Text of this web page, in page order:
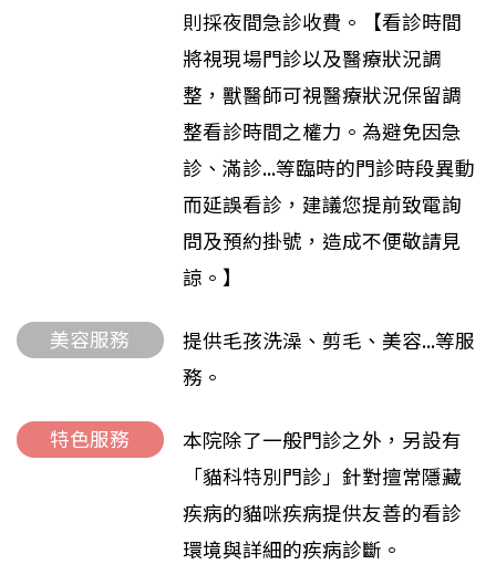
則採夜間急診收費。【看診時間
將視現場門診以及醫療狀況調
整，獸醫師可視醫療狀況保留調
整看診時間之權力。為避免因急
診、滿診...等臨時的門診時段異動
而延誤看診，建議您提前致電詢
問及預約掛號，造成不便敬請見
諒。】
美容服務
提供毛孩洗澡、剪毛、美容...等服
務。
特色服務
本院除了一般門診之外，另設有
「貓科特別門診」針對擅常隱藏
疾病的貓咪疾病提供友善的看診
環境與詳細的疾病診斷。